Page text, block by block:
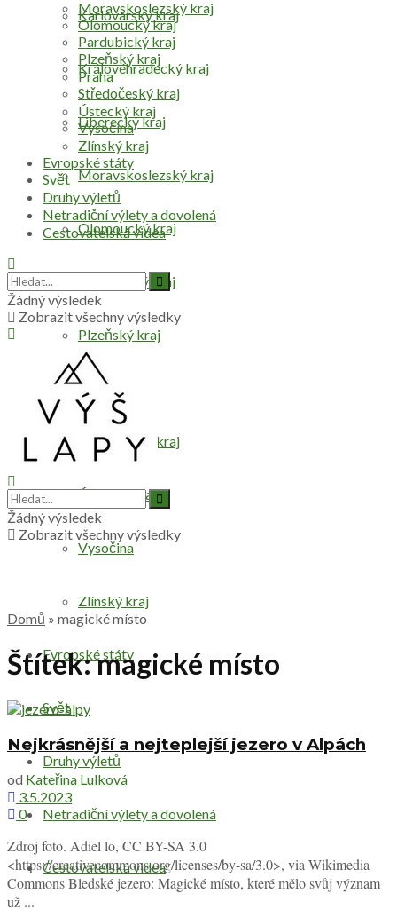
Karlovarský kraj
Královéhradecký kraj
Liberecký kraj
Moravskoslezský kraj
Olomoucký kraj
Pardubický kraj
Plzeňský kraj
Praha
Středočeský kraj
Ústecký kraj
Vysočina
Zlínský kraj
Evropské státy
Svět
Druhy výletů
Netradiční výlety a dovolená
Cestovatelská videa
Moravskoslezský kraj
Olomoucký kraj
Pardubický kraj
Plzeňský kraj
Praha
Středočeský kraj
Ústecký kraj
Vysočina
Zlínský kraj
Evropské státy
Svět
Druhy výletů
Netradiční výlety a dovolená
Cestovatelská videa
Žádný výsledek
Zobrazit všechny výsledky
Žádný výsledek
Zobrazit všechny výsledky
Domů » magické místo
Štítek:magické místo
Nejkrásnější a nejteplejší jezero v Alpách
od Kateřina Lulková
3.5.2023
0
Zdroj foto. Adiel lo, CC BY-SA 3.0
<https://creativecommons.org/licenses/by-sa/3.0>, via Wikimedia
Commons Bledské jezero: Magické místo, které mělo svůj význam
už ...